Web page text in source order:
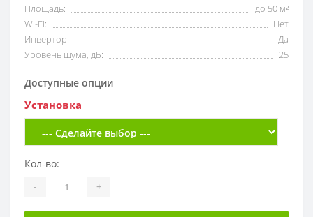
Площадь:
до 50 м²
Wi-Fi:
Нет
Инвертор:
Да
Уровень шума, дБ:
25
Доступные опции
Установка
Кол-во:
- +